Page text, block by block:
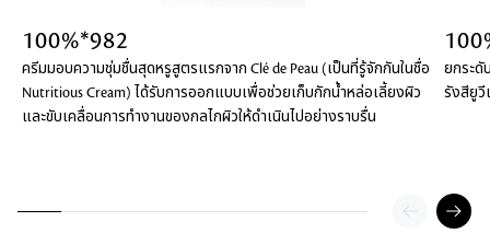
100%*982
ครีมมอบความชุ่มชื่นสุดหรูสูตรแรกจาก Clé de Peau (เป็นที่รู้จักกันในชื่อ
Nutritious Cream) ได้รับการออกแบบเพื่อช่วยเก็บกักน้ำหล่อเลี้ยงผิว
และขับเคลื่อนการทำงานของกลไกผิวให้ดำเนินไปอย่างราบรื่น
ยกระดั
รังสียูวี